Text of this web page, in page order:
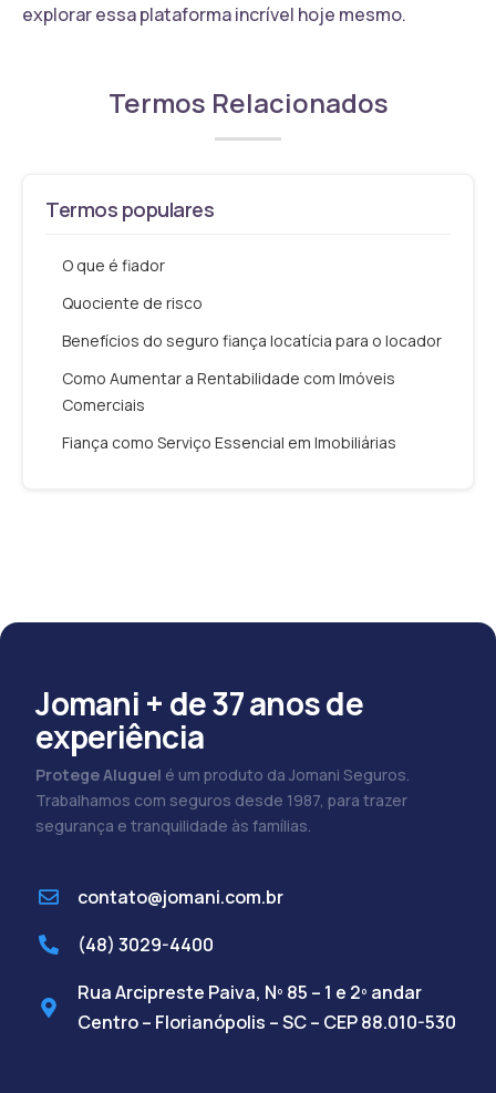
explorar essa plataforma incrível hoje mesmo.
Termos Relacionados
Termos populares
O que é fiador
Quociente de risco
Benefícios do seguro fiança locatícia para o locador
Como Aumentar a Rentabilidade com Imóveis
Comerciais
Fiança como Serviço Essencial em Imobiliárias
Jomani + de 37 anos de
experiência
Protege Aluguel é um produto da Jomani Seguros.
Trabalhamos com seguros desde 1987, para trazer
segurança e tranquilidade às famílias.
contato@jomani.com.br
(48) 3029-4400
Rua Arcipreste Paiva, Nº 85 – 1 e 2º andar
Centro – Florianópolis – SC – CEP 88.010-530